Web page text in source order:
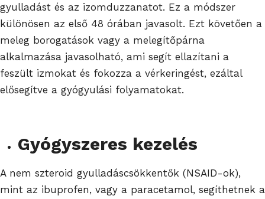
gyulladást és az izomduzzanatot. Ez a módszer
különösen az első 48 órában javasolt. Ezt követően a
meleg borogatások vagy a melegítőpárna
alkalmazása javasolható, ami segít ellazítani a
feszült izmokat és fokozza a vérkeringést, ezáltal
elősegítve a gyógyulási folyamatokat.
Gyógyszeres kezelés
A nem szteroid gyulladáscsökkentők (NSAID-ok),
mint az ibuprofen, vagy a paracetamol, segíthetnek a